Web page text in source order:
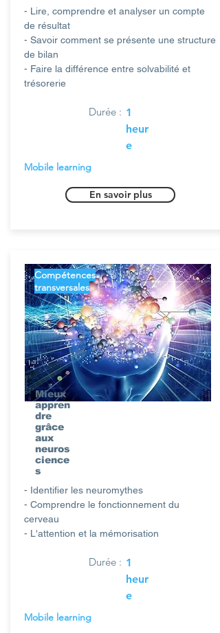
- Lire, comprendre et analyser un compte
de résultat
- Savoir comment se présente une structure
de bilan
- Faire la différence entre solvabilité et
trésorerie
Durée : 1
heur
e
Mobile learning
En savoir plus
Mieux
appren
dre
grâce
aux
neuros
cience
s
Compétences
transversales
- Identifier les neuromythes
- Comprendre le fonctionnement du
cerveau
- L'attention et la mémorisation
Durée : 1
heur
e
Mobile learning